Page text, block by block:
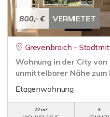
800,- € VERMIETET
Grevenbroich -
Wohnung in der City
unmittelbarer Nähe zum
Etagenwohnung
72 m²
3